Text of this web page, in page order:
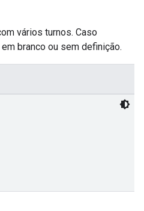
vários turnos. Caso
branco ou sem definição.